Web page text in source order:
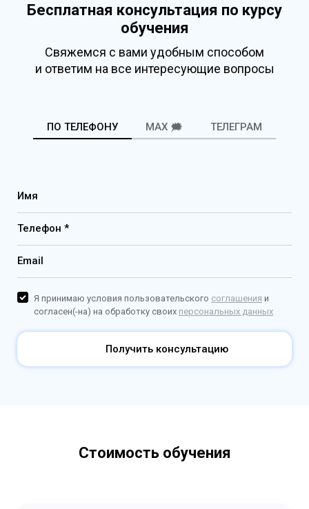
Бесплатная консультация по курсу
обучения
Свяжемся с вами удобным способом
и ответим на все интересующие вопросы
ПО ТЕЛЕФОНУ MAX 🗯️ ТЕЛЕГРАМ
Имя
Телефон *
Email
Получить консультацию
Я принимаю условия пользовательского соглашения и
согласен(-на) на обработку своих персональных данных
Стоимость обучения